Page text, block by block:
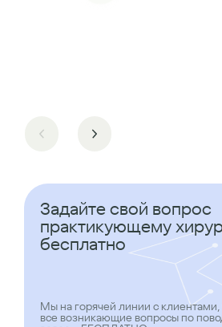
Задайте свой вопрос
практикующему
бесплатно
Мы на горячей линии с клиентами,
все возникающие вопросы по